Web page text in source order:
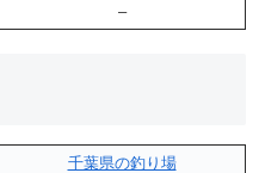
–
千葉県の釣り場